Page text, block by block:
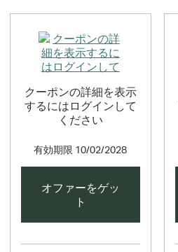
クーポンの詳細を表示
するにはログインして
ください
有効期限 10/02/2028
オファーをゲッ
ト